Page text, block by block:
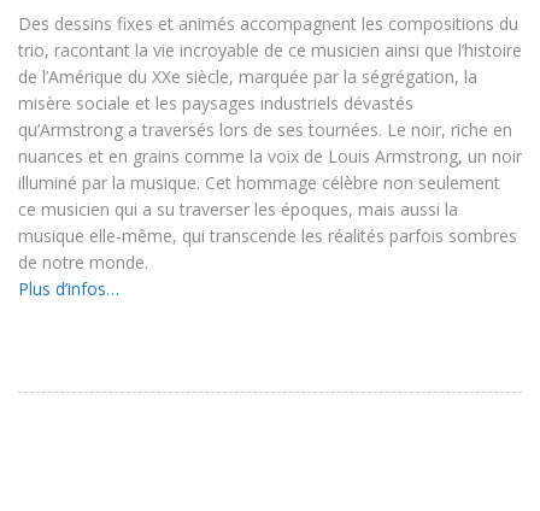
Des dessins fixes et animés accompagnent les compositions du
trio, racontant la vie incroyable de ce musicien ainsi que l’histoire
de l’Amérique du XXe siècle, marquée par la ségrégation, la
misère sociale et les paysages industriels dévastés
qu’Armstrong a traversés lors de ses tournées. Le noir, riche en
nuances et en grains comme la voix de Louis Armstrong, un noir
illuminé par la musique. Cet hommage célèbre non seulement
ce musicien qui a su traverser les époques, mais aussi la
musique elle-même, qui transcende les réalités parfois sombres
de notre monde.
Plus d’infos…